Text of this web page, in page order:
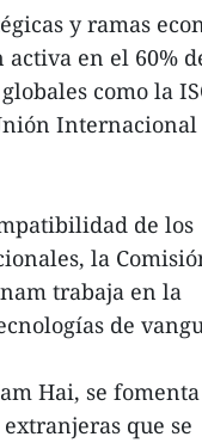
y ramas
en el 60%
como la
Internacional
de los
la
trabaja en la
de
Hai, se
que se